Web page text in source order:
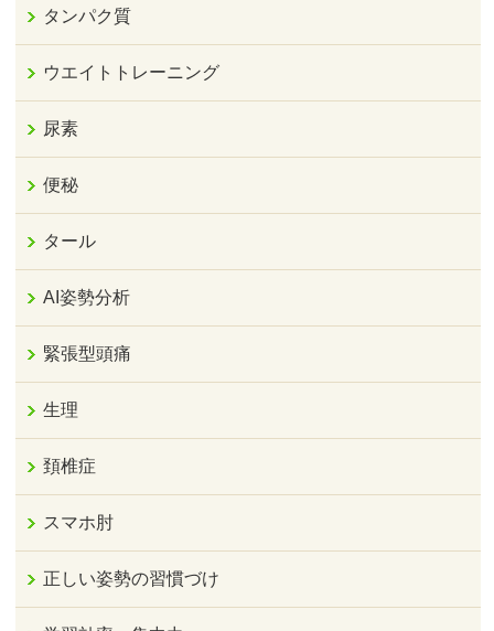
タンパク質
ウエイトトレーニング
尿素
便秘
タール
AI姿勢分析
緊張型頭痛
生理
頚椎症
スマホ肘
正しい姿勢の習慣づけ